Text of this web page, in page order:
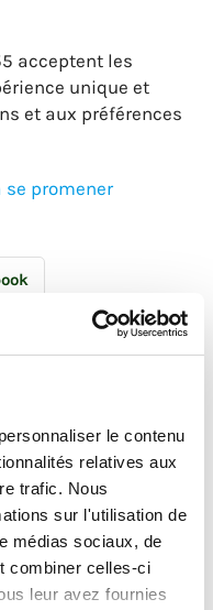
le contenu
relatives aux
trafic. Nous
sur l'utilisation de
médias sociaux, de
combiner celles-ci
leur avez fournies
acceptent les
unique et
et aux préférences
se promener